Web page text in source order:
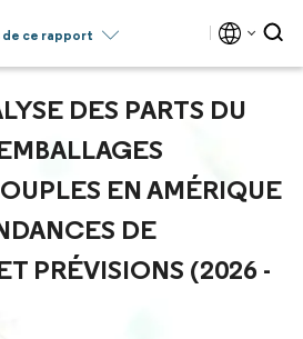
de ce rapport
DES PARTS DU
EN AMÉRIQUE
DE
PRÉVISIONS (2026 -